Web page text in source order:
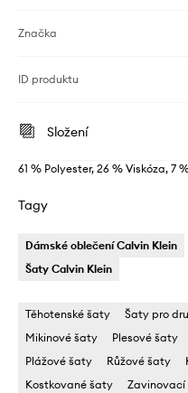
Značka
ID produktu
Složení
61 % Polyester, 26 % Viskóza, 7
Tagy
Dámské oblečení Calvin Klein
Šaty Calvin Klein
Těhotenské šaty Šaty pro
Mikinové šaty
Plesové šaty
Plážové šaty
Růžové šaty
Kostkované šaty